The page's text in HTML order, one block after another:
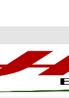
CÔNG TY